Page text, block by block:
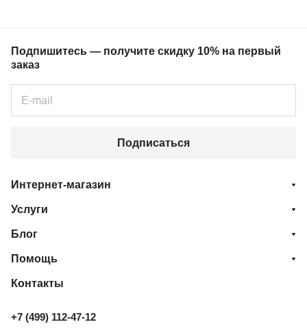
Подпишитесь — получите скидку 10% на первый
заказ
Подписаться
Интернет-магазин
Услуги
Блог
Помощь
Контакты
+7 (499) 112-47-12